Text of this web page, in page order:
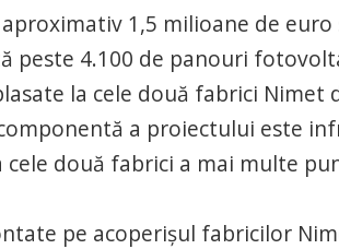
1,5 milioane de
peste 4.100 de panouri
la cele două fabrici Nimet
a proiectului este
două fabrici a mai multe
pe acoperișul fabricilor